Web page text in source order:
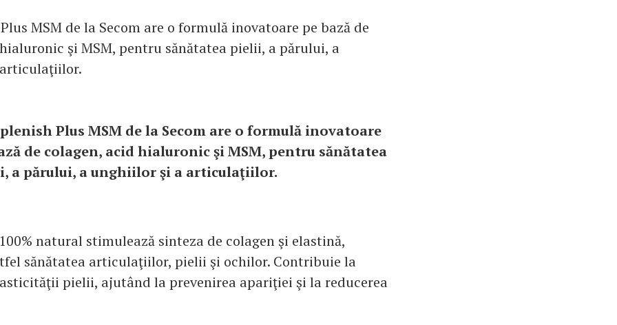
MSM de la Secom are o formulă inovatoare pe bază de
şi MSM, pentru sănătatea pielii, a părului, a
Plus MSM de la Secom are o formulă inovatoare
de colagen, acid hialuronic şi MSM, pentru sănătatea
a părului, a unghiilor şi a articulaţiilor.
natural stimulează sinteza de colagen şi elastină,
sănătatea articulaţiilor, pielii şi ochilor. Contribuie la
pielii, ajutând la prevenirea apariţiei şi la reducerea